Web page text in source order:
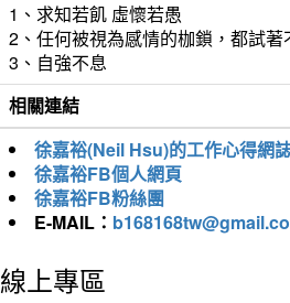
1、求知若飢 虛懷若愚
2、任何被視為感情的枷鎖，都試
3、自強不息
相關連結
徐嘉裕(Neil Hsu)的工作心得網
徐嘉裕FB個人網頁
徐嘉裕FB粉絲團
E-MAIL：
線上專區